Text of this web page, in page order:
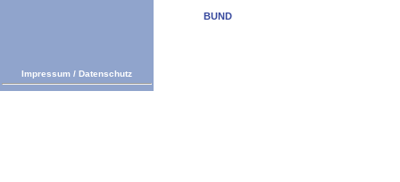
BUND
Impressum / Datenschutz